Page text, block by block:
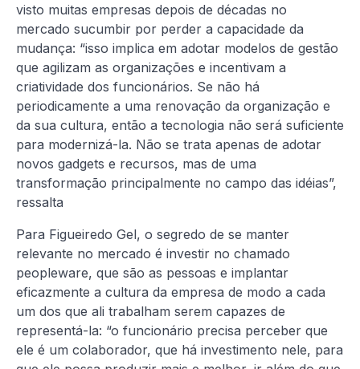
visto muitas empresas depois de décadas no
mercado sucumbir por perder a capacidade da
mudança: “isso implica em adotar modelos de gestão
que agilizam as organizações e incentivam a
criatividade dos funcionários. Se não há
periodicamente a uma renovação da organização e
da sua cultura, então a tecnologia não será suficiente
para modernizá-la. Não se trata apenas de adotar
novos gadgets e recursos, mas de uma
transformação principalmente no campo das idéias”,
ressalta
Para Figueiredo Gel, o segredo de se manter
relevante no mercado é investir no chamado
peopleware, que são as pessoas e implantar
eficazmente a cultura da empresa de modo a cada
um dos que ali trabalham serem capazes de
representá-la: “o funcionário precisa perceber que
ele é um colaborador, que há investimento nele, para